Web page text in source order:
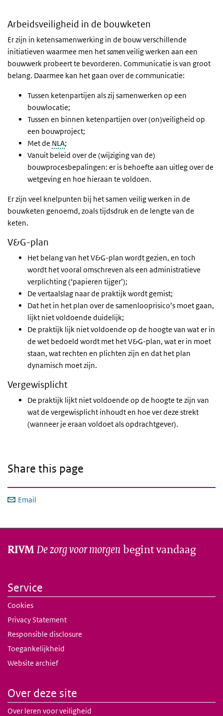
Arbeidsveiligheid in de bouwketen
Er zijn in ketensamenwerking in de bouw verschillende
initiatieven waarmee men hetsamenveilig werken aan een
bouwwerk probeert te bevorderen. Communicatie is van groot
belang. Daarmee kan het gaan over de communicatie:
Tussen ketenpartijen als zij samenwerken op een
bouwlocatie;
Tussen en binnen ketenpartijen over (on)veiligheid op
een bouwproject;
Met de NLA;
Vanuit beleid over de (wijziging van de)
bouwprocesbepalingen: er is behoefte aan uitleg over de
wetgeving en hoe hieraan te voldoen.
Er zijn veel knelpunten bij het samen veilig werken in de
bouwketen genoemd, zoals tijdsdruk en de lengte van de
keten.
V&G-plan
Het belang van het V&G-plan wordt gezien, en toch
wordt het vooral omschreven als een administratieve
verplichting (‘papieren tijger’);
De vertaalslag naar de praktijk wordt gemist;
Dat het in het plan over de samenlooprisico’s moet gaan,
lijkt niet voldoende duidelijk;
De praktijk lijk niet voldoende op de hoogte van wat er in
de wet bedoeld wordt met het V&G-plan, wat er in moet
staan, wat rechten en plichten zijn en dat het plan
dynamisch moet zijn.
Vergewisplicht
De praktijk lijkt niet voldoende op de hoogte te zijn van
wat de vergewisplicht inhoudt en hoe ver deze strekt
(wanneer je eraan voldoet als opdrachtgever).
Share this page
Email
RIVMDe zorg voor morgen begint vandaag
Service
Cookies
Privacy Statement
Responsible disclosure
Toegankelijkheid
Website archief
Over deze site
Over leren voor veiligheid